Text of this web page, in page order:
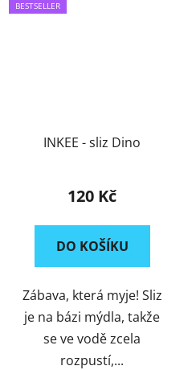
BESTSELLER
INKEE - sliz Dino
120 Kč
DO KOŠÍKU
Zábava, která myje! Sliz
je na bázi mýdla, takže
se ve vodě zcela
rozpustí,...